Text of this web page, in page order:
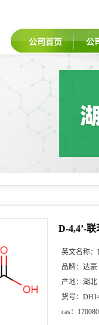
公司首页 公
D-4,4’-
英文名称：
品牌： 达豪
产地： 湖北
货号：
cas：